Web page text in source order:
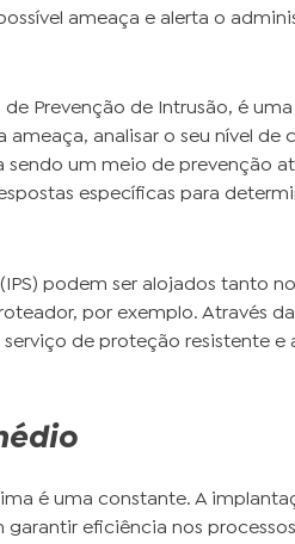
ameaça e alerta o
Prevenção de Intrusão, é
analisar o seu nível de
um meio de prevenção
específicas para
podem ser alojados tanto
por exemplo. Através
de proteção resistente e
é uma constante. A
eficiência nos